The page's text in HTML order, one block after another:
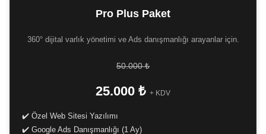
Pro Plus Paket
360° dijital varlık yönetimi ve Ads danışmanlığı arayanlar için.
50.000 ₺
25.000 ₺ + KDV
✔️ Özel Web Sitesi Yazılımı
✔️ Google Ads Danışmanlığı (1 Ay)